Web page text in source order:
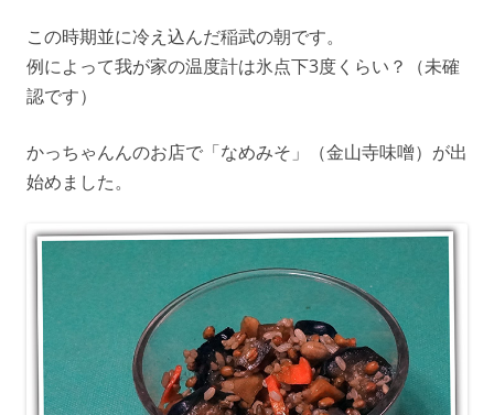
プ
この時期並に冷え込んだ稲武の朝です。
例によって我が家の温度計は氷点下3度くらい？（未確
認です）
かっちゃんんのお店で「なめみそ」（金山寺味噌）が出
始めました。